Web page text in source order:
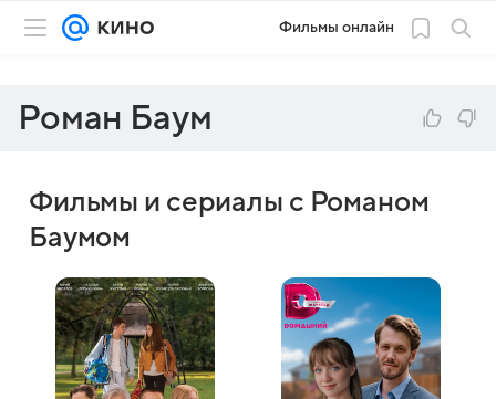
Фильмы онлайн
Роман Баум
Фильмы и сериалы с Романом
Баумом